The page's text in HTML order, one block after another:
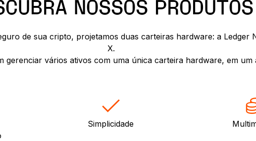
NOSSOS PRODUTOS
de sua cripto, projetamos duas carteiras hardware: a Ledger
X.
gerenciar vários ativos com uma única carteira hardware, em um
Simplicidade